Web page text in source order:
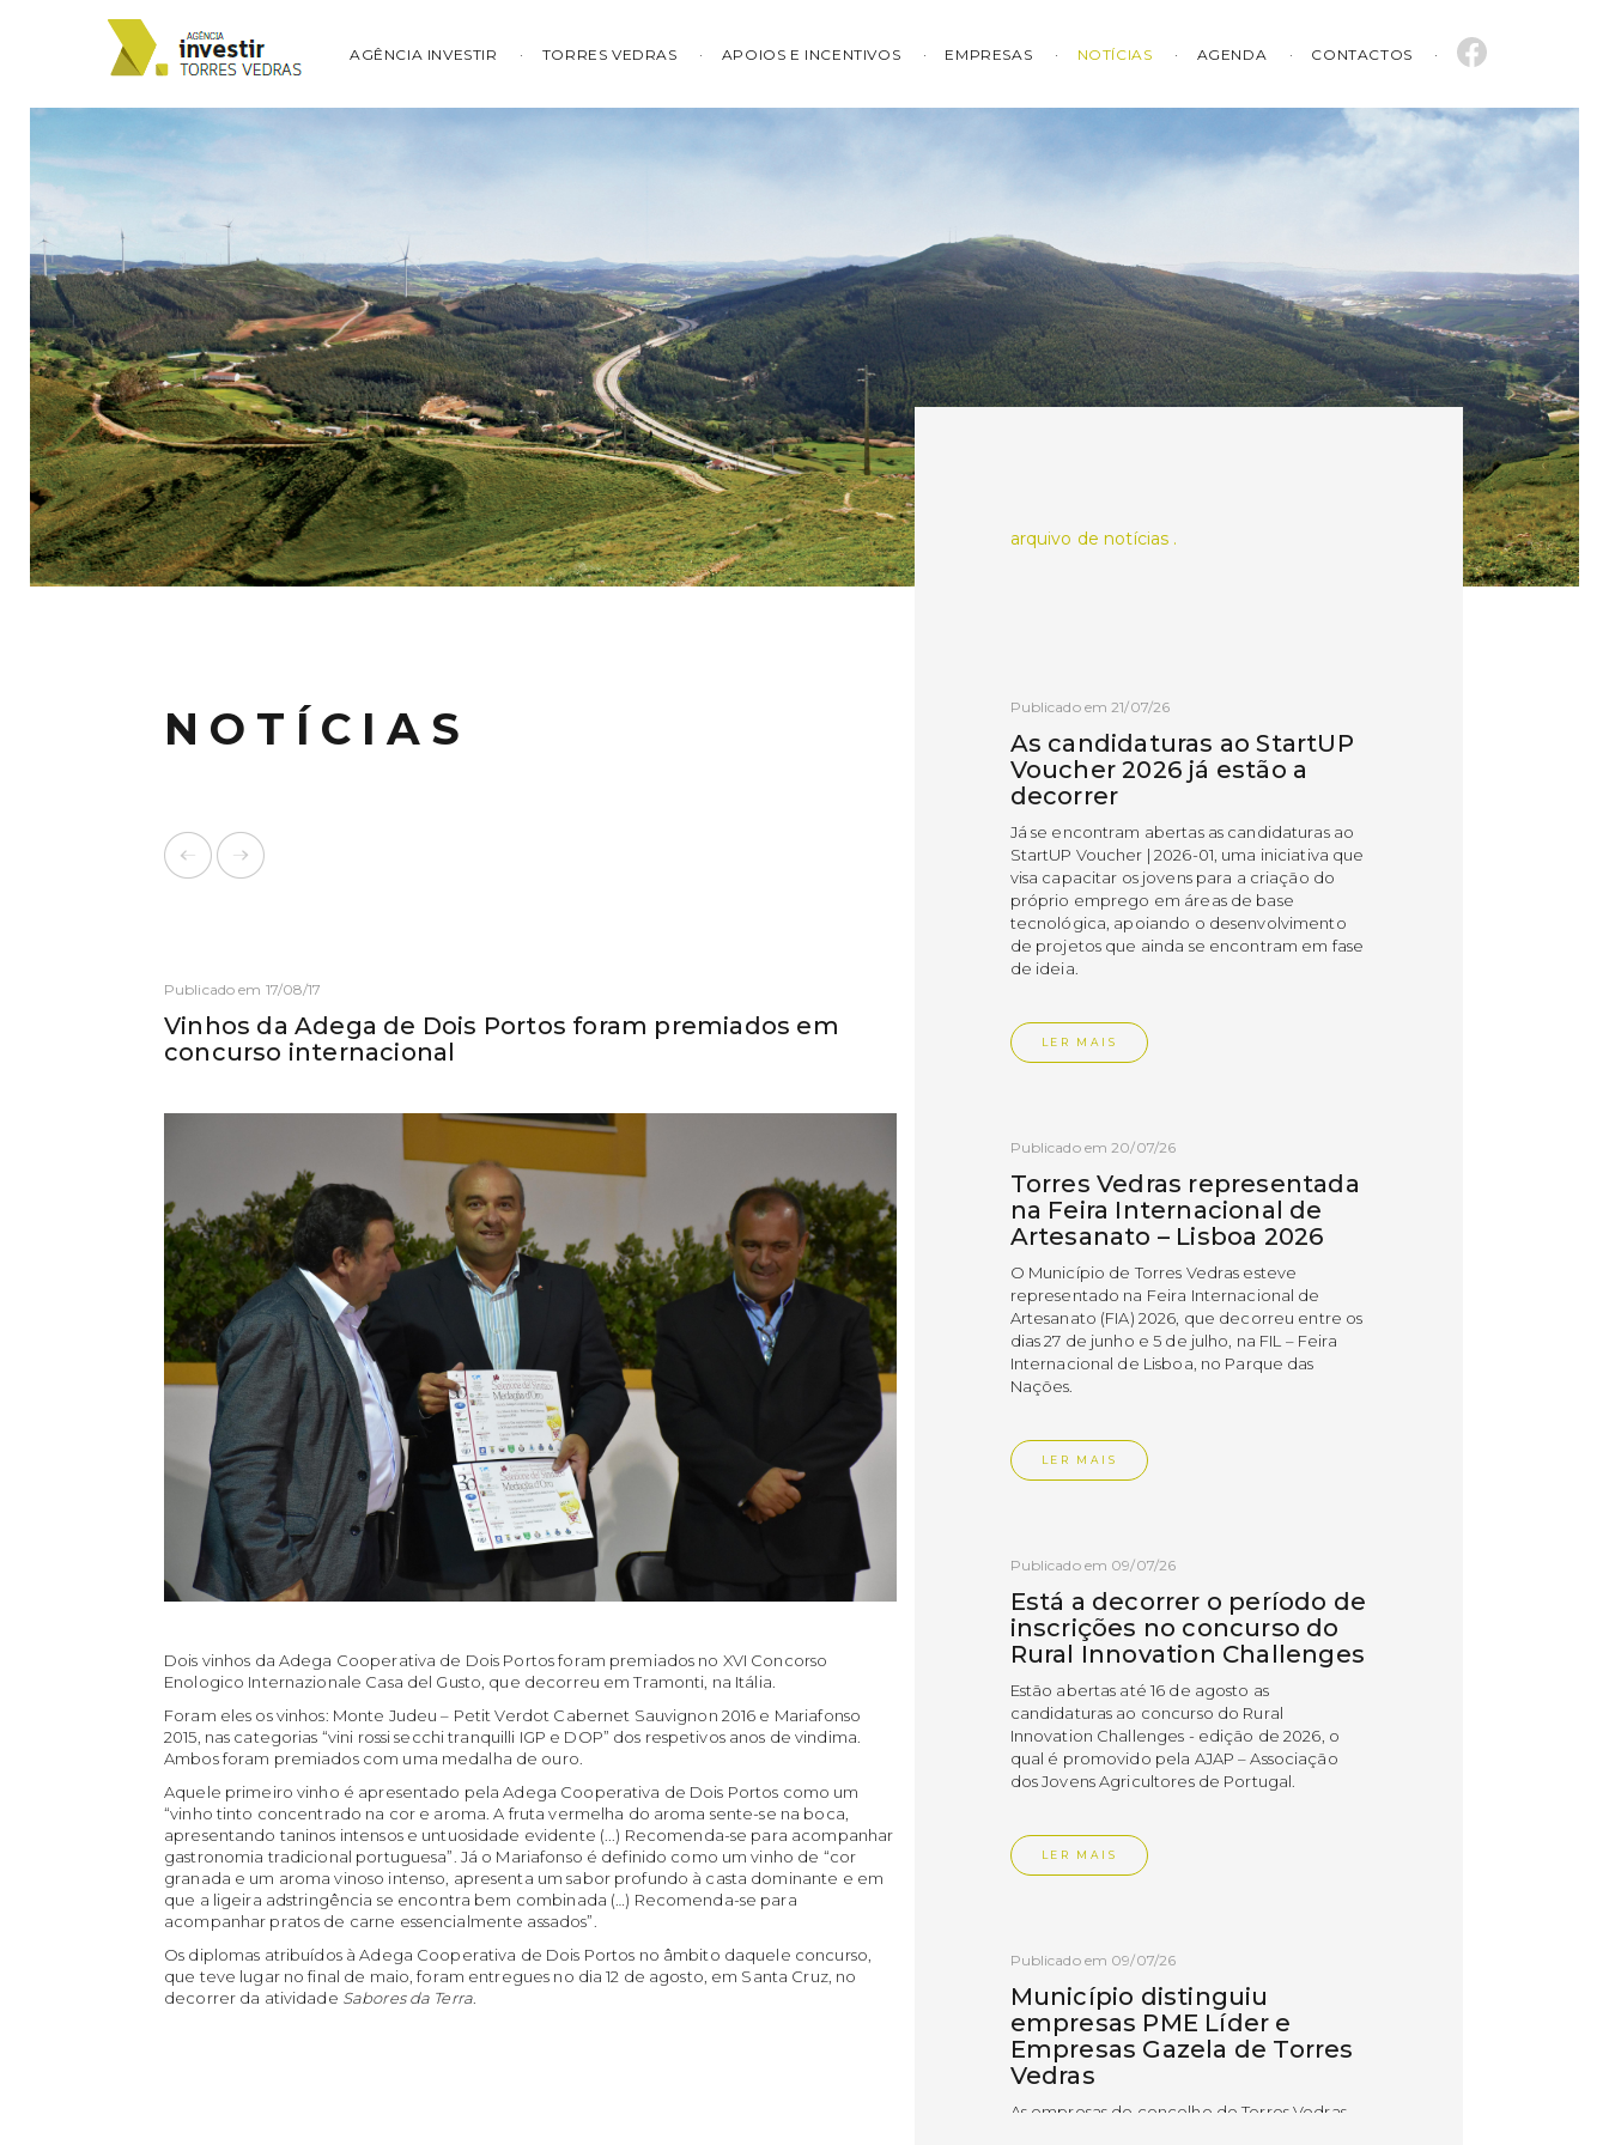
AGÊNCIA INVESTIR TORRES VEDRAS APOIOS E INCENTIVOS EMPRESAS NOTÍCIAS AGENDA CONTACTOS
NOTÍCIAS
Publicado em 17/08/17
Vinhos da Adega de Dois Portos foram premiados em
concurso internacional
Dois vinhos da Adega Cooperativa de Dois Portos foram premiados no XVI Concorso
Enologico Internazionale Casa del Gusto, que decorreu em Tramonti, na Itália.
Foram eles os vinhos: Monte Judeu – Petit Verdot Cabernet Sauvignon 2016 e Mariafonso
2015, nas categorias “vini rossi secchi tranquilli IGP e DOP” dos respetivos anos de vindima.
Ambos foram premiados com uma medalha de ouro.
Aquele primeiro vinho é apresentado pela Adega Cooperativa de Dois Portos como um
“vinho tinto concentrado na cor e aroma. A fruta vermelha do aroma sente-se na boca,
apresentando taninos intensos e untuosidade evidente (...) Recomenda-se para acompanhar
gastronomia tradicional portuguesa”. Já o Mariafonso é definido como um vinho de “cor
granada e um aroma vinoso intenso, apresenta um sabor profundo à casta dominante e em
que a ligeira adstringência se encontra bem combinada (…) Recomenda-se para
acompanhar pratos de carne essencialmente assados”.
Os diplomas atribuídos à Adega Cooperativa de Dois Portos no âmbito daquele concurso,
que teve lugar no final de maio, foram entregues no dia 12 de agosto, em Santa Cruz, no
decorrer da atividade Sabores da Terra.
arquivo de notícias .
Publicado em 21/07/26
As candidaturas ao StartUP
Voucher 2026 já estão a
decorrer
Já se encontram abertas as candidaturas ao
StartUP Voucher | 2026-01, uma iniciativa que
visa capacitar os jovens para a criação do
próprio emprego em áreas de base
tecnológica, apoiando o desenvolvimento
de projetos que ainda se encontram em fase
de ideia.
LER MAIS
Publicado em 20/07/26
Torres Vedras representada
na Feira Internacional de
Artesanato – Lisboa 2026
O Município de Torres Vedras esteve
representado na Feira Internacional de
Artesanato (FIA) 2026, que decorreu entre os
dias 27 de junho e 5 de julho, na FIL – Feira
Internacional de Lisboa, no Parque das
Nações.
LER MAIS
Publicado em 09/07/26
Está a decorrer o período de
inscrições no concurso do
Rural Innovation Challenges
Estão abertas até 16 de agosto as
candidaturas ao concurso do Rural
Innovation Challenges - edição de 2026, o
qual é promovido pela AJAP – Associação
dos Jovens Agricultores de Portugal.
LER MAIS
Publicado em 09/07/26
Município distinguiu
empresas PME Líder e
Empresas Gazela de Torres
Vedras
As empresas do concelho de Torres Vedras